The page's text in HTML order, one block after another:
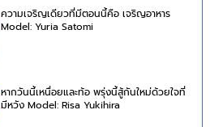
ความเจริญเดียวที่มีตอนนี้คือ เจริญอาหาร
Model: Yuria Satomi
หากวันนี้เหนื่อยและท้อ พรุ่งนี้สู้กันใหม่ด้วยใจที่
มีหวัง Model: Risa Yukihira